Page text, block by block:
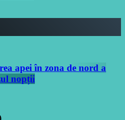
apei în zona de nord a
nopții